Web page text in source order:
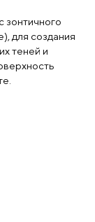
зонтичного
для создания
теней и